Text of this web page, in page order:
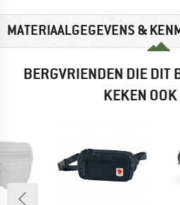
MATERIAALGEGEVENS &
BERGVRIENDEN DIE DIT
KEKEN